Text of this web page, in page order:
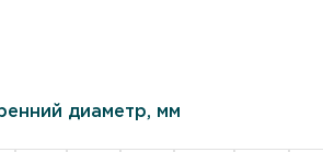
диаметр, мм